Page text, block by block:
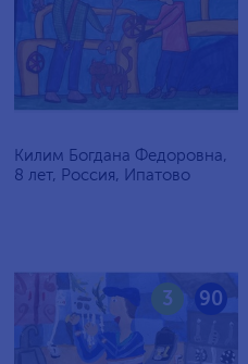
Килим Богдана Федоровна,
8 лет, Россия, Ипатово
90
3